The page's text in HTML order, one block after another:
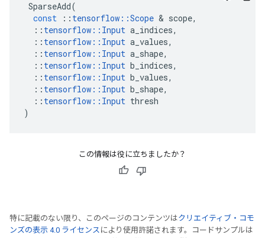
SparseAdd(
const
:: tensorflow ::Scope & scope,
:: tensorflow :: Input a_indices,
:: tensorflow :: Input a_values,
:: tensorflow :: Input a_shape,
:: tensorflow :: Input b_indices,
:: tensorflow :: Input b_values,
:: tensorflow :: Input b_shape,
:: tensorflow :: Input thresh
)
この情報は役に立ちましたか？
特に記載のない限り、このページのコンテンツはクリエイティブ・コモ
ンズの表示 4.0 ライセンス により使用許諾されます。コードサンプルは